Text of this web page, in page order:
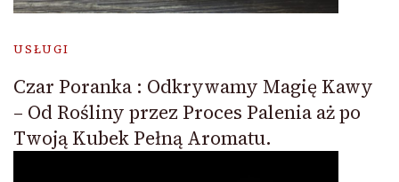
USŁUGI
Czar Poranka : Odkrywamy Magię Kawy
– Od Rośliny przez Proces Palenia aż po
Twoją Kubek Pełną Aromatu.